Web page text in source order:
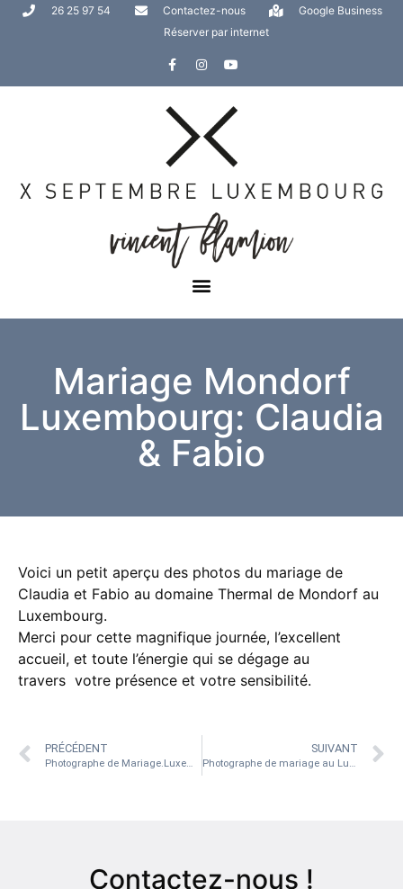
26 25 97 54 Contactez-nous
Google Business
Réserver par internet
Mariage Mondorf
Luxembourg: Claudia
& Fabio
Voici un petit aperçu des photos du mariage de
Claudia et Fabio au domaine Thermal de Mondorf au
Luxembourg.
Merci pour cette magnifique journée, l’excellent
accueil, et toute l’énergie qui se dégage au
travers votre présence et votre sensibilité.
PRÉCÉDENT
Photographe de Mariage.Luxembourg Urspelt
SUIVANT
Photographe de mariage au Luxembourg:Mondorf
Contactez-nous !